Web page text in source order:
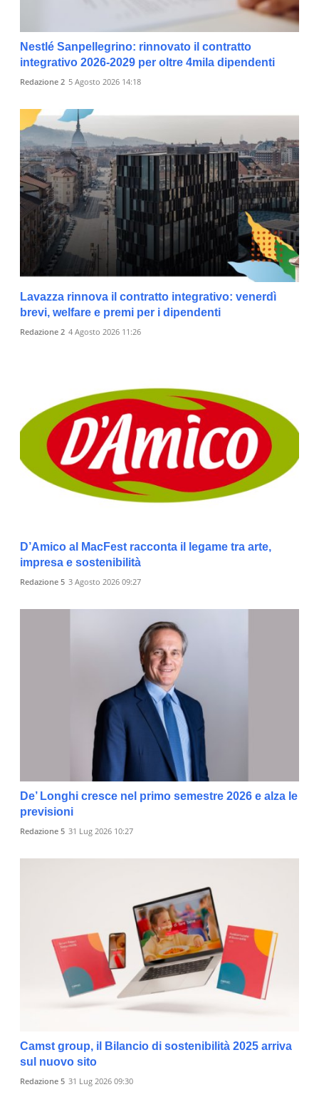
Nestlé Sanpellegrino: rinnovato il contratto
integrativo 2026-2029 per oltre 4mila dipendenti
Redazione 2 5 Agosto 2026 14:18
Lavazza rinnova il contratto integrativo: venerdì
brevi, welfare e premi per i dipendenti
Redazione 2 4 Agosto 2026 11:26
D’Amico al MacFest racconta il legame tra arte,
impresa e sostenibilità
Redazione 5 3 Agosto 2026 09:27
De’ Longhi cresce nel primo semestre 2026 e alza le
previsioni
Redazione 5 31 Lug 2026 10:27
Camst group, il Bilancio di sostenibilità 2025 arriva
sul nuovo sito
Redazione 5 31 Lug 2026 09:30